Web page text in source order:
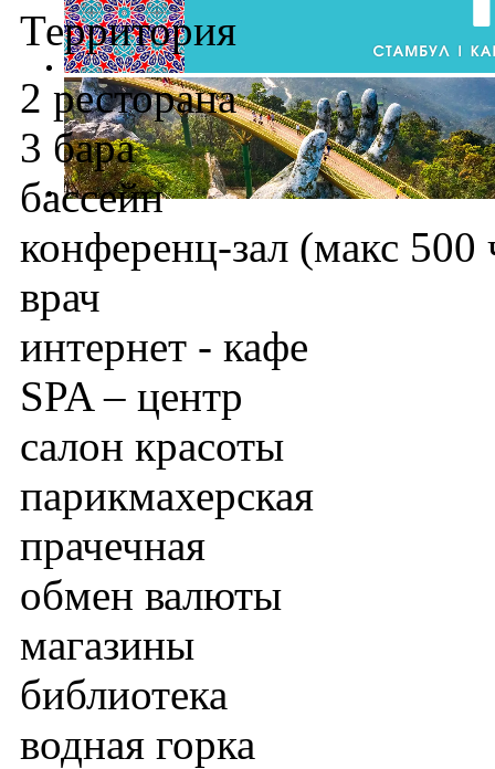
Территория
2 ресторана
3 бара
бассейн
конференц-зал (макс 500
врач
интернет - кафе
SPA – центр
салон красоты
парикмахерская
прачечная
обмен валюты
магазины
библиотека
водная горка